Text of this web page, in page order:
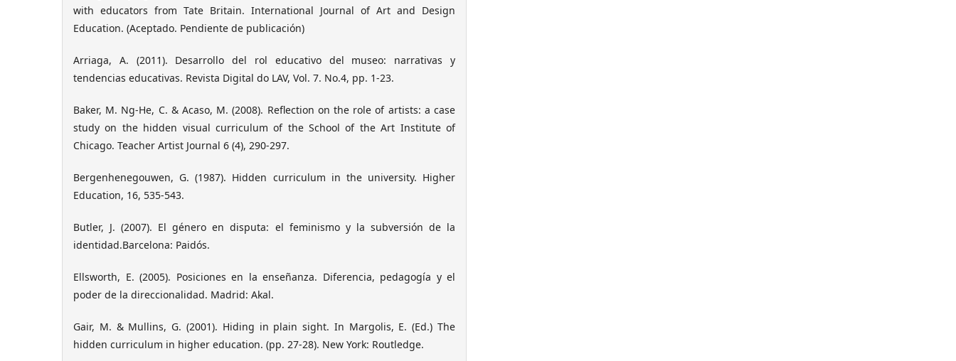
with educators from Tate Britain. International Journal of Art and Design
Education. (Aceptado. Pendiente de publicación)
Arriaga, A. (2011). Desarrollo del rol educativo del museo: narrativas y
tendencias educativas. Revista Digital do LAV, Vol. 7. No.4, pp. 1-23.
Baker, M. Ng-He, C. & Acaso, M. (2008). Reflection on the role of artists: a case
study on the hidden visual curriculum of the School of the Art Institute of
Chicago. Teacher Artist Journal 6 (4), 290-297.
Bergenhenegouwen, G. (1987). Hidden curriculum in the university. Higher
Education, 16, 535-543.
Butler, J. (2007). El género en disputa: el feminismo y la subversión de la
identidad.Barcelona: Paidós.
Ellsworth, E. (2005). Posiciones en la enseñanza. Diferencia, pedagogía y el
poder de la direccionalidad. Madrid: Akal.
Gair, M. & Mullins, G. (2001). Hiding in plain sight. In Margolis, E. (Ed.) The
hidden curriculum in higher education. (pp. 27-28). New York: Routledge.